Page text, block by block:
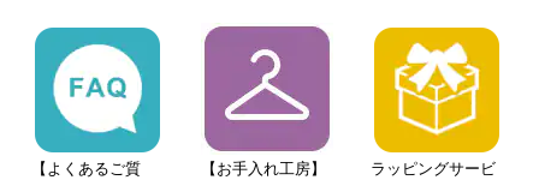
【よくあるご質
【お手入れ工房】
ラッピングサービ